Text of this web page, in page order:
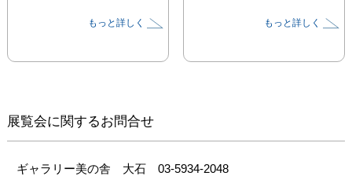
3人それぞれがつむいで
自分のやりたいこと、表
そして新たな試みとし
て、クラウドファンディ
もっと詳しく もっと詳しく
展覧会に関するお問合せ
ギャラリー美の舎　大石　03-5934-2048